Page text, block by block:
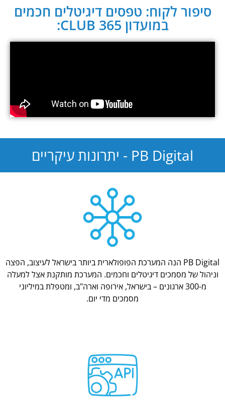
סיפור לקוח: טפסים דיגיטלים חכמים
במועדון CLUB 365:
PB Digital - יתרונות עיקריים
PB Digital הנה המערכת הפופולארית ביותר בישראל לעיצוב, הפצה
וניהול של מסמכים דיגיטלים וחכמים. המערכת מותקנת אצל למעלה
מ-300 ארגונים – בישראל, אירופה וארה"ב, ומטפלת במיליוני
מסמכים מדי יום.